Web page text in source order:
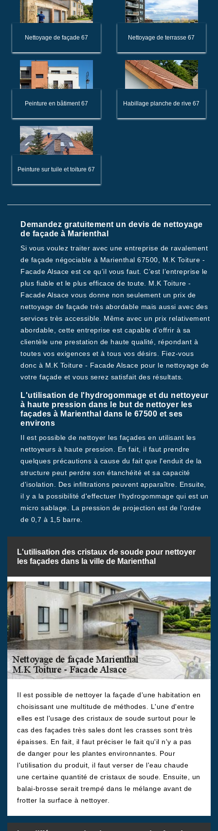
Nettoyage de façade 67 Nettoyage de terrasse 67
Peinture en bâtiment 67 Habillage planche de rive 67
Peinture sur tuile et toiture 67
Demandez gratuitement un devis de nettoyage
de façade à Marienthal
Si vous voulez traiter avec une entreprise de ravalement
de façade négociable à Marienthal 67500, M.K Toiture -
Facade Alsace est ce qu’il vous faut. C’est l’entreprise le
plus fiable et le plus efficace de toute. M.K Toiture -
Facade Alsace vous donne non seulement un prix de
nettoyage de façade très abordable mais aussi avec des
services très accessible. Même avec un prix relativement
abordable, cette entreprise est capable d’offrir à sa
clientèle une prestation de haute qualité, répondant à
toutes vos exigences et à tous vos désirs. Fiez-vous
donc à M.K Toiture - Facade Alsace pour le nettoyage de
votre façade et vous serez satisfait des résultats.
L'utilisation de l'hydrogommage et du nettoyeur
à haute pression dans le but de nettoyer les
façades à Marienthal dans le 67500 et ses
environs
Il est possible de nettoyer les façades en utilisant les
nettoyeurs à haute pression. En fait, il faut prendre
quelques précautions à cause du fait que l'enduit de la
structure peut perdre son étanchéité et sa capacité
d'isolation. Des infiltrations peuvent apparaître. Ensuite,
il y a la possibilité d'effectuer l'hydrogommage qui est un
micro sablage. La pression de projection est de l'ordre
de 0,7 à 1,5 barre.
L'utilisation des cristaux de soude pour nettoyer
les façades dans la ville de Marienthal
Il est possible de nettoyer la façade d'une habitation en
choisissant une multitude de méthodes. L'une d'entre
elles est l'usage des cristaux de soude surtout pour le
cas des façades très sales dont les crasses sont très
épaisses. En fait, il faut préciser le fait qu'il n'y a pas
de danger pour les plantes environnantes. Pour
l'utilisation du produit, il faut verser de l'eau chaude
une certaine quantité de cristaux de soude. Ensuite, un
balai-brosse serait trempé dans le mélange avant de
frotter la surface à nettoyer.